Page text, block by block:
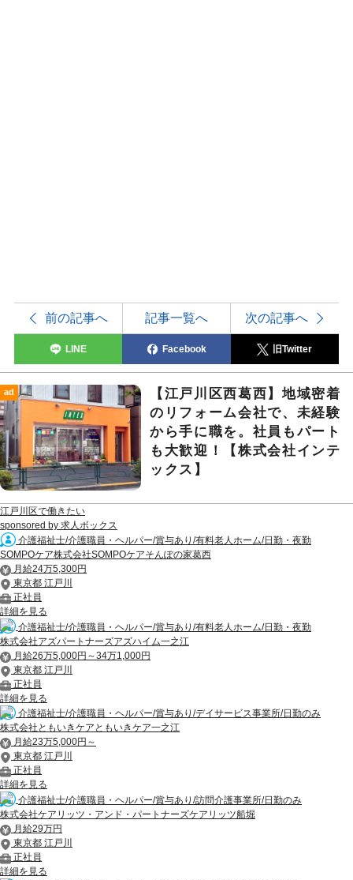
前の記事へ 記事一覧へ 次の記事へ
LINE Facebook 旧Twitter
ad
【江戸川区西葛西】地域密着
のリフォーム会社で、未経験
から手に職を。社員もパート
も大歓迎！【株式会社インテ
ックス】
江戸川区で働きたい
sponsored by 求人ボックス
介護福祉士/介護職員・ヘルパー/賞与あり/有料老人ホーム/日勤・夜勤
SOMPOケア株式会社SOMPOケアそんぽの家葛西
月給24万5,300円
東京都 江戸川
正社員
詳細を見る
介護福祉士/介護職員・ヘルパー/賞与あり/有料老人ホーム/日勤・夜勤
株式会社アズパートナーズアズハイム一之江
月給26万5,000円～34万1,000円
東京都 江戸川
正社員
詳細を見る
介護福祉士/介護職員・ヘルパー/賞与あり/デイサービス事業所/日勤のみ
株式会社ともいきケアともいきケア一之江
月給23万5,000円～
東京都 江戸川
正社員
詳細を見る
介護福祉士/介護職員・ヘルパー/賞与あり/訪問介護事業所/日勤のみ
株式会社ケアリッツ・アンド・パートナーズケアリッツ船堀
月給29万円
東京都 江戸川
正社員
詳細を見る